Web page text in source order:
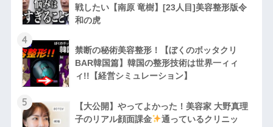
戦したい【南原 竜樹】[23人目]美容整形版令
和の虎
4
禁断の秘術美容整形！【ぼくのボッタクリ
BAR韓国篇】韓国の整形技術は世界一ィィ
ィ!!【経営シミュレーション】
5
【大公開】やってよかった！美容家 大野真理
子のリアル顔面課金
通っているクリニッ